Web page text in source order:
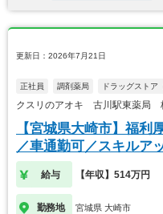
更新日：2026年7月21日
正社員 調剤薬局 ドラッグストア
クスリのアオキ 古川駅東薬局
【宮城県大崎市】福利
／車通勤可／スキルア
給与 【年収】514万円
勤務地 宮城県 大崎市